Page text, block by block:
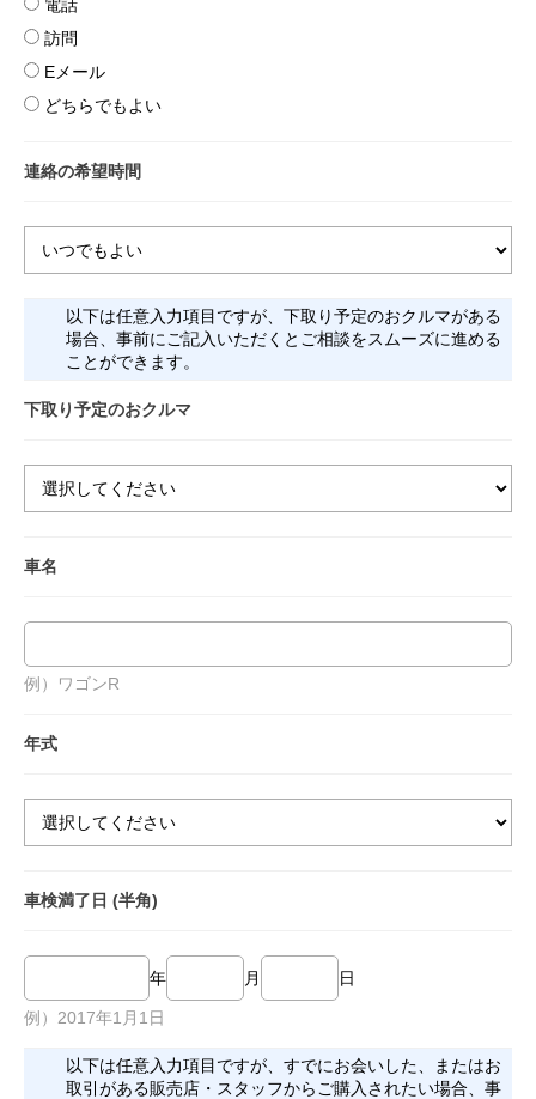
電話
訪問
Eメール
どちらでもよい
連絡の希望時間
以下は任意入力項目ですが、下取り予定のおクルマがある
場合、事前にご記入いただくとご相談をスムーズに進める
ことができます。
下取り予定のおクルマ
車名
例）ワゴンR
年式
車検満了日 (半角)
年 月 日
例）2017年1月1日
以下は任意入力項目ですが、すでにお会いした、またはお
取引がある販売店・スタッフからご購入されたい場合、事